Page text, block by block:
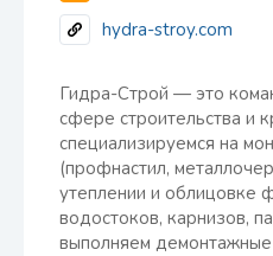
hydra-stroy.com
Гидра-Строй — это
сфере строительства и
специализируемся на
(профнастил,
утеплении и облицовке
водостоков, карнизов,
выполняем